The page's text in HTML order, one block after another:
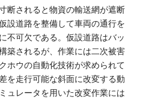
断されると物資の輸送網が遮断
設道路を整備して車両の通行を
不可欠である。仮設道路はバッ
築されるが、作業には二次被害
ホウの自動化技術が求められて
を走行可能な斜面に改変する動
ュレータを用いた改変作業には